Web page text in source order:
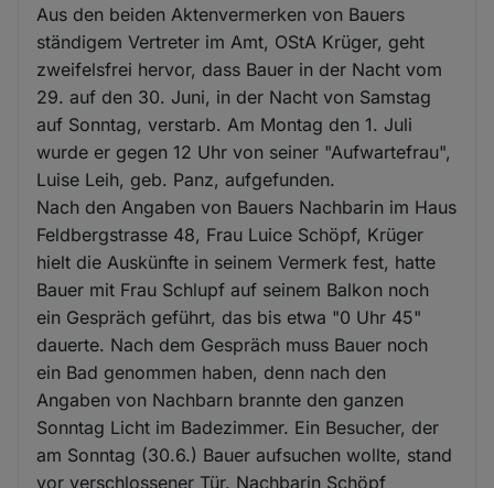
Aus den beiden Aktenvermerken von Bauers
ständigem Vertreter im Amt, OStA Krüger, geht
zweifelsfrei hervor, dass Bauer in der Nacht vom
29. auf den 30. Juni, in der Nacht von Samstag
auf Sonntag, verstarb. Am Montag den 1. Juli
wurde er gegen 12 Uhr von seiner "Aufwartefrau",
Luise Leih, geb. Panz, aufgefunden.
Nach den Angaben von Bauers Nachbarin im Haus
Feldbergstrasse 48, Frau Luice Schöpf, Krüger
hielt die Auskünfte in seinem Vermerk fest, hatte
Bauer mit Frau Schlupf auf seinem Balkon noch
ein Gespräch geführt, das bis etwa "0 Uhr 45"
dauerte. Nach dem Gespräch muss Bauer noch
ein Bad genommen haben, denn nach den
Angaben von Nachbarn brannte den ganzen
Sonntag Licht im Badezimmer. Ein Besucher, der
am Sonntag (30.6.) Bauer aufsuchen wollte, stand
vor verschlossener Tür. Nachbarin Schöpf